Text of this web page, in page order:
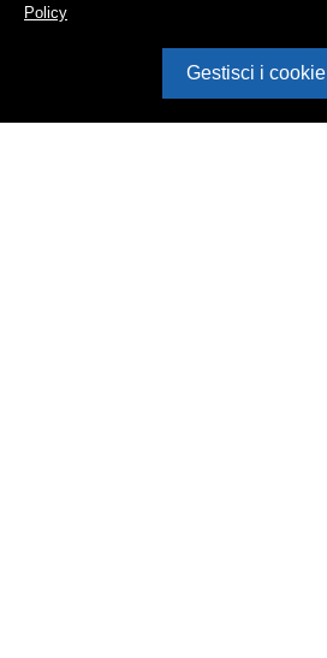
Policy
Gestisci i cookie